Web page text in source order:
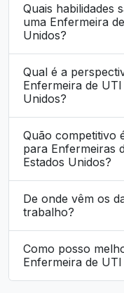
Quais habilidades
uma Enfermeira
Unidos?
Qual é a
Enfermeira de
Unidos?
Quão competitivo
para Enfermeiras
Estados Unidos?
De onde vêm os
trabalho?
Como posso
Enfermeira de